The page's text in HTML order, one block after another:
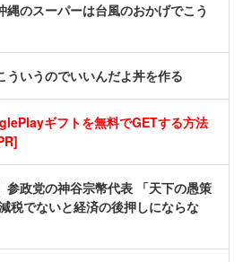
のスーパーは台風のおかげでこう
ういうのでいいんだよ丼を作る
ギフトを無料でGETする方法
参政党の神谷宗幣代表 「天下の愚策
税でないと経済の後押しにならな